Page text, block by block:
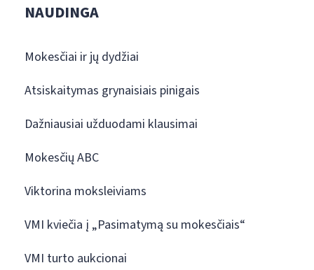
NAUDINGA
Mokesčiai ir jų dydžiai
Atsiskaitymas grynaisiais pinigais
Dažniausiai užduodami klausimai
Mokesčių ABC
Viktorina moksleiviams
VMI kviečia į „Pasimatymą su mokesčiais“
VMI turto aukcionai